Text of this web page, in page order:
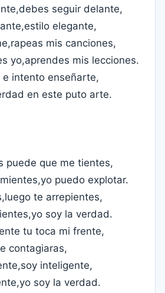
seguir delante,
elegante,
mis canciones,
yo,aprendes mis lecciones.
e intento enseñarte,
en este puto arte.
puede que me tientes,
puedo explotar.
te arrepientes,
soy la verdad.
tu toca mi frente,
contagiaras,
inteligente,
soy la verdad.